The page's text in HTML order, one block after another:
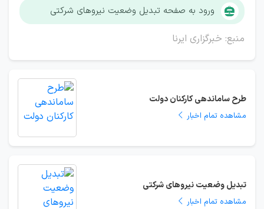
ورود به صفحه تبدیل وضعیت نیروهای شرکتی
منبع: خبرگزاری ایرنا
طرح ساماندهی کارکنان دولت
مشاهده تمام اخبار
تبدیل وضعیت نیروهای شرکتی
مشاهده تمام اخبار